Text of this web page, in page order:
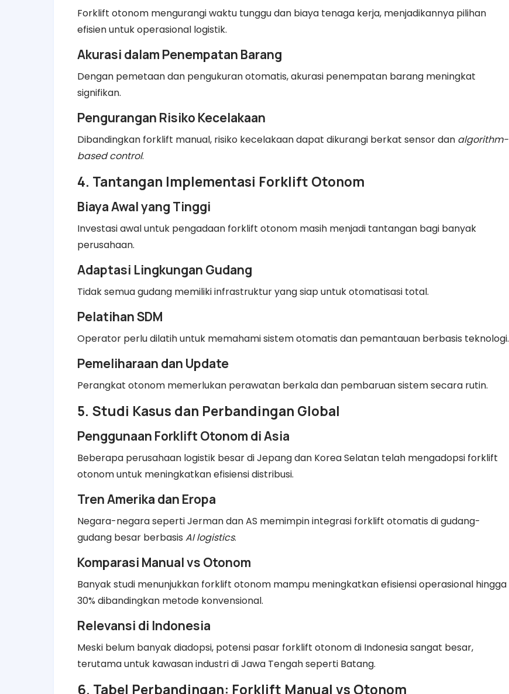
Forklift otonom mengurangi waktu tunggu dan biaya tenaga kerja, menjadikannya pilihan
efisien untuk operasional logistik.
Akurasi dalam Penempatan Barang
Dengan pemetaan dan pengukuran otomatis, akurasi penempatan barang meningkat
signifikan.
Pengurangan Risiko Kecelakaan
Dibandingkan forklift manual, risiko kecelakaan dapat dikurangi berkat sensor dan algorithm-
based control.
4. Tantangan Implementasi Forklift Otonom
Biaya Awal yang Tinggi
Investasi awal untuk pengadaan forklift otonom masih menjadi tantangan bagi banyak
perusahaan.
Adaptasi Lingkungan Gudang
Tidak semua gudang memiliki infrastruktur yang siap untuk otomatisasi total.
Pelatihan SDM
Operator perlu dilatih untuk memahami sistem otomatis dan pemantauan berbasis teknologi.
Pemeliharaan dan Update
Perangkat otonom memerlukan perawatan berkala dan pembaruan sistem secara rutin.
5. Studi Kasus dan Perbandingan Global
Penggunaan Forklift Otonom di Asia
Beberapa perusahaan logistik besar di Jepang dan Korea Selatan telah mengadopsi forklift
otonom untuk meningkatkan efisiensi distribusi.
Tren Amerika dan Eropa
Negara-negara seperti Jerman dan AS memimpin integrasi forklift otomatis di gudang-
gudang besar berbasis AI logistics.
Komparasi Manual vs Otonom
Banyak studi menunjukkan forklift otonom mampu meningkatkan efisiensi operasional hingga
30% dibandingkan metode konvensional.
Relevansi di Indonesia
Meski belum banyak diadopsi, potensi pasar forklift otonom di Indonesia sangat besar,
terutama untuk kawasan industri di Jawa Tengah seperti Batang.
6. Tabel Perbandingan: Forklift Manual vs Otonom